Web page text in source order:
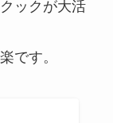
ックが大活
です。